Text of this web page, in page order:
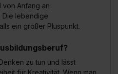
Anfang an
Die lebendige
ein großer Pluspunkt.
zu tun und lässt
für Kreativität. Wenn man